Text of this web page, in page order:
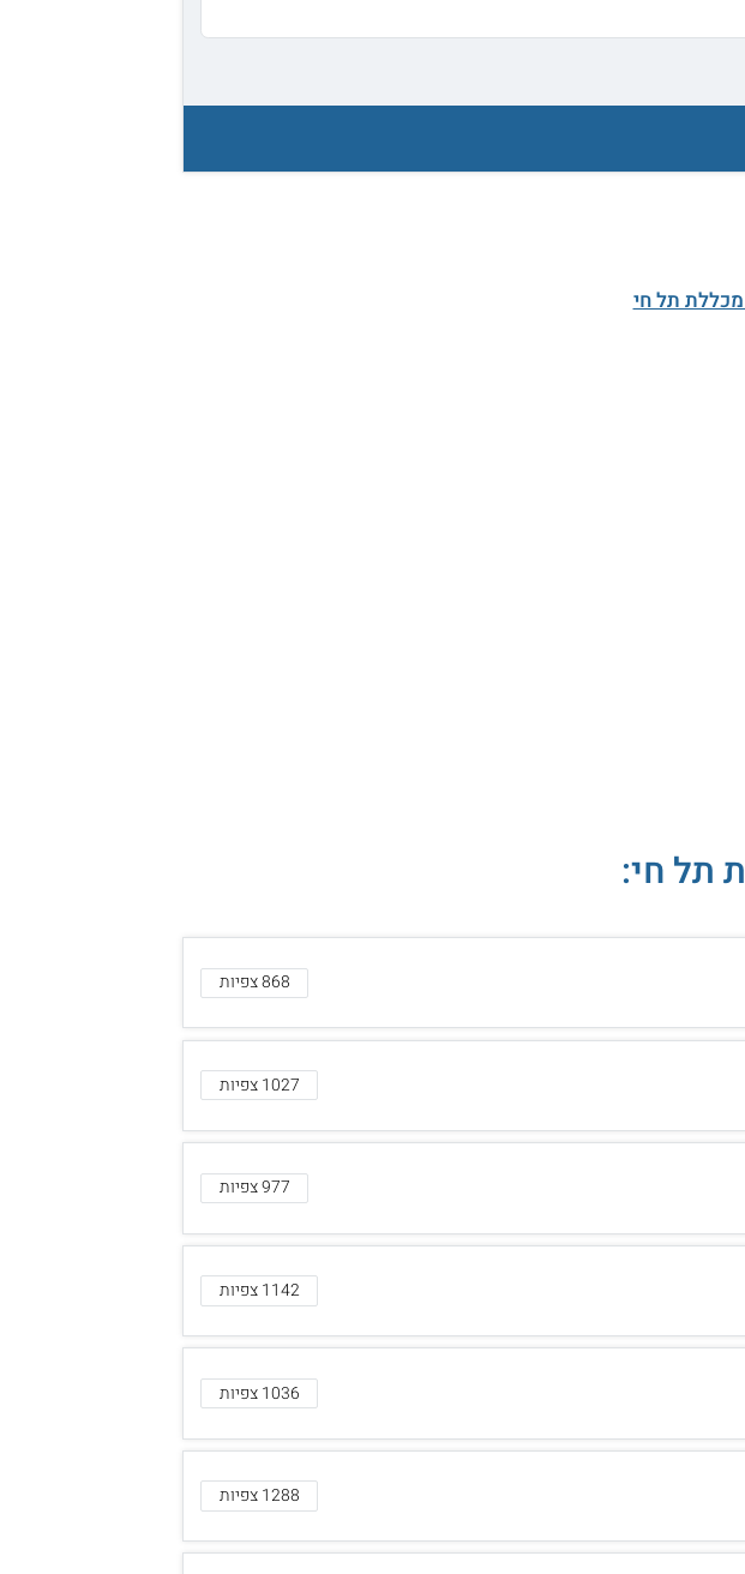
תל חי
תל חי:
868 צפיות
1027 צפיות
977 צפיות
1142 צפיות
1036 צפיות
1288 צפיות